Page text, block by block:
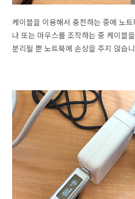
케이블을 이용해서 충전하는 중에 노
나 또는 마우스를 조작하는 중 케이블
분리될 뿐 노트북에 손상을 주지 않습